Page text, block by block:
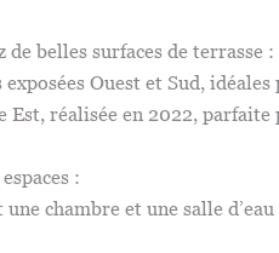
belles surfaces de terrasse :
Ouest et Sud,
Est, réalisée en 2022,
:
chambre et une salle d’eau